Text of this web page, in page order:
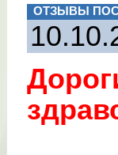
ОТЗЫВЫ